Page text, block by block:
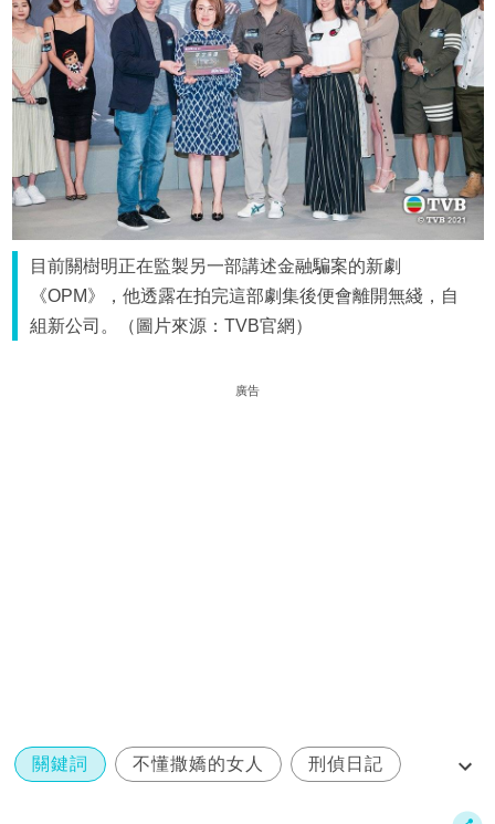
目前關樹明正在監製另一部講述金融騙案的新劇
《OPM》，他透露在拍完這部劇集後便會離開無綫，自
組新公司。（圖片來源：TVB官網）
廣告
關鍵詞 不懂撒嬌的女人 刑偵日記